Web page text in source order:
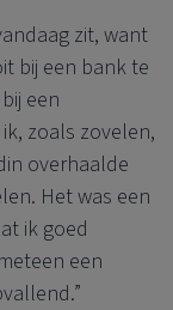
zit, want
bij een bank te
een
zoals zovelen,
overhaalde
Het was een
ik goed
een